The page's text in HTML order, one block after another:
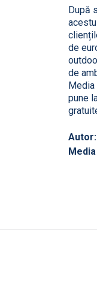
După
de
de
pune
Media